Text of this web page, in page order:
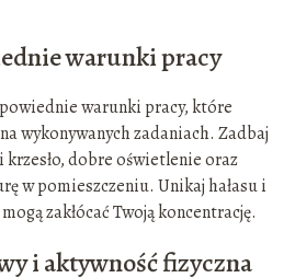
warunki pracy
warunki pracy, które
wykonywanych zadaniach. Zadbaj
dobre oświetlenie oraz
w pomieszczeniu. Unikaj hałasu i
zakłócać Twoją koncentrację.
i aktywność fizyczna